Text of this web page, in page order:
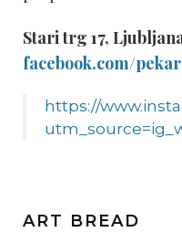
Stari trg 17,
facebook.com/
https://
ART BREAD